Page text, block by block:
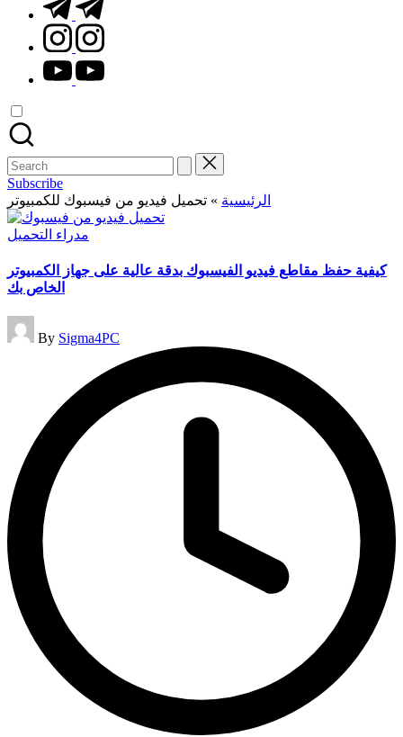
instagram.com
youtube.com
Search
for:
Subscribe
الرئيسية » تحميل فيديو من فيسبوك للكمبيوتر
Posted
مدراء التحميل
كيفية حفظ مقاطع فيديو الفيسبوك بدقة عالية على جهاز الكمبيوتر
الخاص بك
Posted
by
By Sigma4PC